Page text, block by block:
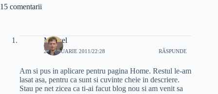
15 comentarii
Manuel
25 IANUARIE 2011/22:28 RĂSPUNDE
Am si pus in aplicare pentru pagina Home. Restul le-am
lasat asa, pentru ca sunt si cuvinte cheie in descriere.
Stau pe net zicea ca ti-ai facut blog nou si am venit sa